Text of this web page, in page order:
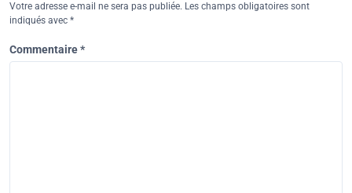
Votre adresse e-mail ne sera pas publiée. Les champs obligatoires sont
indiqués avec *
Commentaire*